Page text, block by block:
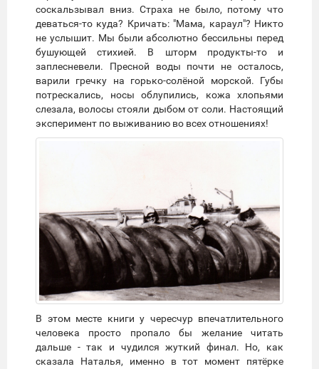
соскальзывал вниз. Страха не было, потому что
деваться-то куда? Кричать: "Мама, караул"? Никто
не услышит. Мы были абсолютно бессильны перед
бушующей стихией. В шторм продукты-то и
заплесневели. Пресной воды почти не осталось,
варили гречку на горько-солёной морской. Губы
потрескались, носы облупились, кожа хлопьями
слезала, волосы стояли дыбом от соли. Настоящий
эксперимент по выживанию во всех отношениях!
В этом месте книги у чересчур впечатлительного
человека просто пропало бы желание читать
дальше - так и чудился жуткий финал. Но, как
сказала Наталья, именно в тот момент пятёрке